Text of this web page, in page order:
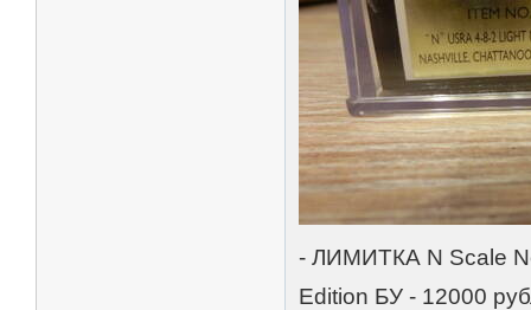
- ЛИМИТКА N Scale
Edition БУ - 12000